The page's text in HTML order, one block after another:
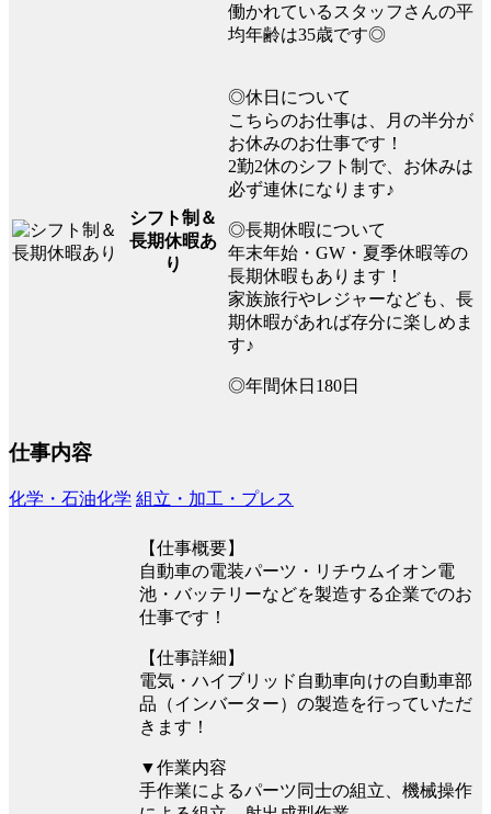
働かれているスタッフさんの平
均年齢は35歳です◎
シフト制＆
長期休暇あ
り
◎休日について
こちらのお仕事は、月の半分が
お休みのお仕事です！
2勤2休のシフト制で、お休みは
必ず連休になります♪
◎長期休暇について
年末年始・GW・夏季休暇等の
長期休暇もあります！
家族旅行やレジャーなども、長
期休暇があれば存分に楽しめま
す♪
◎年間休日180日
仕事内容
化学・石油化学 組立・加工・プレス
【仕事概要】
自動車の電装パーツ・リチウムイオン電
池・バッテリーなどを製造する企業でのお
仕事です！
【仕事詳細】
電気・ハイブリッド自動車向けの自動車部
品（インバーター）の製造を行っていただ
きます！
▼作業内容
手作業によるパーツ同士の組立、機械操作